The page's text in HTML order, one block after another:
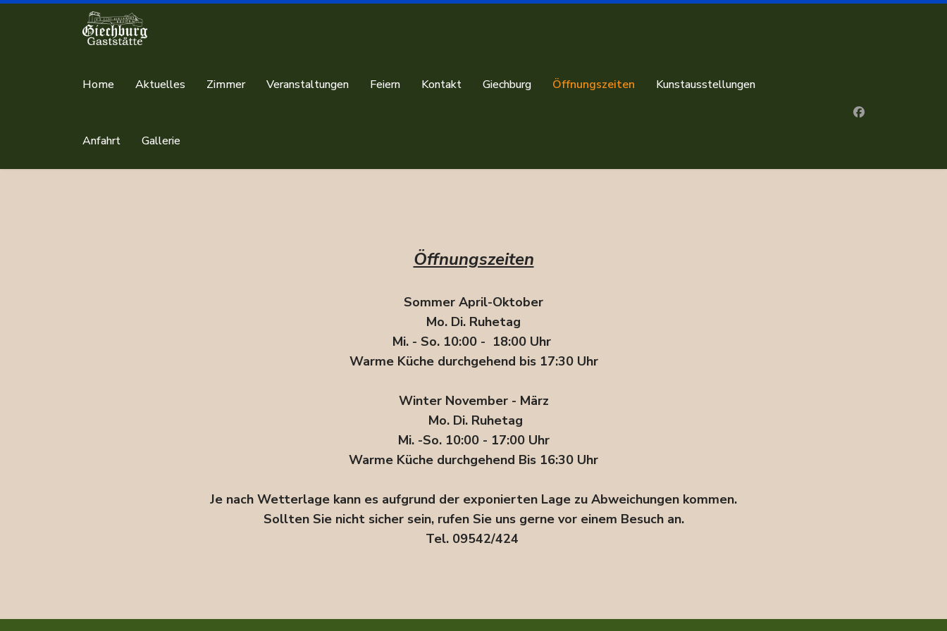
Home Aktuelles Zimmer Veranstaltungen Feiern Kontakt Giechburg Öffnungszeiten Kunstausstellungen
Anfahrt Gallerie
Öffnungszeiten
Sommer April-Oktober
Mo. Di. Ruhetag
Mi. - So. 10:00 - 18:00 Uhr
Warme Küche durchgehend bis 17:30 Uhr
Winter November - März
Mo. Di. Ruhetag
Mi. -So. 10:00 - 17:00 Uhr
Warme Küche durchgehend Bis 16:30 Uhr
Je nach Wetterlage kann es aufgrund der exponierten Lage zu Abweichungen kommen.
Sollten Sie nicht sicher sein, rufen Sie uns gerne vor einem Besuch an.
Tel. 09542/424